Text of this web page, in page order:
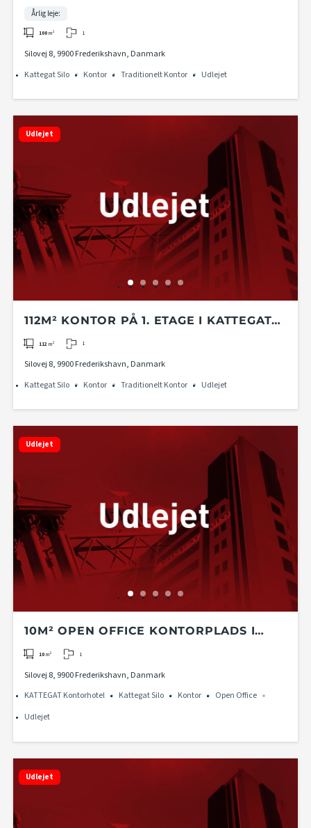
SILO
Årlig leje:
100m² 1
Silovej 8, 9900 Frederikshavn, Danmark
Kattegat Silo
Kontor Traditionelt Kontor Udlejet
Udlejet
112M² KONTOR PÅ 1. ETAGE I KATTEGAT
SILO
112m² 1
Silovej 8, 9900 Frederikshavn, Danmark
Kattegat Silo
Kontor Traditionelt Kontor Udlejet
Udlejet
10M² OPEN OFFICE KONTORPLADS I
KATTEGAT KONTORHOTEL PÅ 2. ETAGE I
10m² 1
Silovej 8, 9900 Frederikshavn, Danmark
KATTEGAT Kontorhotel
Kattegat Silo Kontor
Open Office
Udlejet
Udlejet